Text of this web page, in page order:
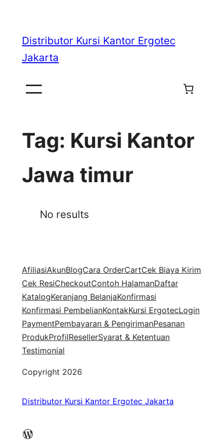
content
Distributor Kursi Kantor Ergotec
Jakarta
Tag: Kursi Kantor
Jawa timur
No results
AfiliasiAkunBlogCara OrderCartCek Biaya Kirim
Cek ResiCheckoutContoh HalamanDaftar
KatalogKeranjang BelanjaKonfirmasi
Konfirmasi PembelianKontakKursi ErgotecLogin
PaymentPembayaran & PengirimanPesanan
ProdukProfilResellerSyarat & Ketentuan
Testimonial
Copyright 2026
Distributor Kursi Kantor Ergotec Jakarta
WordPress